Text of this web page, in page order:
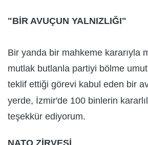
"BİR AVUÇUN YALNIZLIĞI"
Bir yanda bir mahkeme kararıyla
mutlak butlanla partiyi bölme
teklif ettiği görevi kabul eden bir
yerde, İzmir'de 100 binlerin
teşekkür ediyorum.
NATO ZİRVESİ